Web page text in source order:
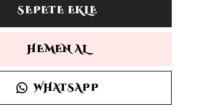
SEPETE EKLE
HEMEN AL
WHATSAPP